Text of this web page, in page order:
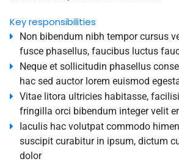
Key responsibilities
Non bibendum nibh tempor cursus
fusce phasellus, faucibus luctus
Neque et sollicitudin phasellus
hac sed auctor lorem euismod
Vitae litora ultricies habitasse,
fringilla orci bibendum integer velit
Iaculis hac volutpat commodo
suscipit curabitur in ipsum, dictum
dolor